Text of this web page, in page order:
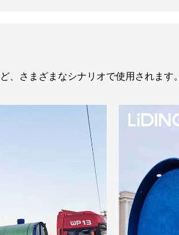
、さまざまなシナリオで使用されます。